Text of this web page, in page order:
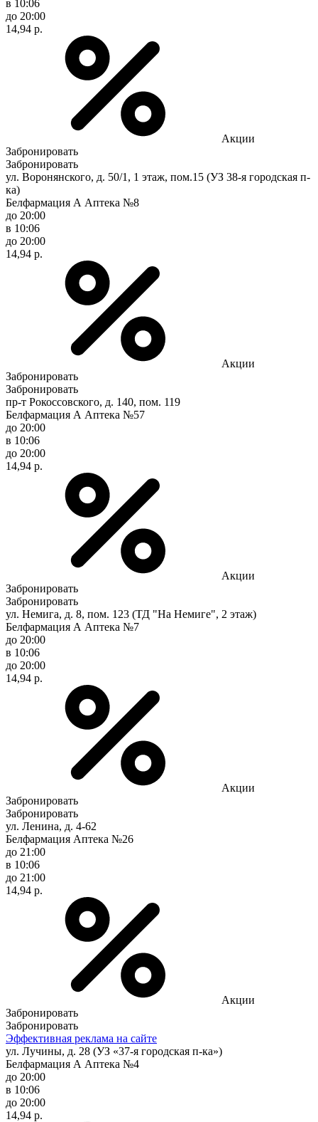
в 10:06
до 20:00
14,94 р.
Акции
Забронировать
Забронировать
ул. Воронянского, д. 50/1, 1 этаж, пом.15 (УЗ 38-я городская п-
ка)
Белфармация А Аптека №8
до 20:00
в 10:06
до 20:00
14,94 р.
Акции
Забронировать
Забронировать
пр-т Рокоссовского, д. 140, пом. 119
Белфармация А Аптека №57
до 20:00
в 10:06
до 20:00
14,94 р.
Акции
Забронировать
Забронировать
ул. Немига, д. 8, пом. 123 (ТД "На Немиге", 2 этаж)
Белфармация А Аптека №7
до 20:00
в 10:06
до 20:00
14,94 р.
Акции
Забронировать
Забронировать
ул. Ленина, д. 4-62
Белфармация Аптека №26
до 21:00
в 10:06
до 21:00
14,94 р.
Акции
Забронировать
Забронировать
Эффективная реклама на сайте
ул. Лучины, д. 28 (УЗ «37-я городская п-ка»)
Белфармация А Аптека №4
до 20:00
в 10:06
до 20:00
14,94 р.